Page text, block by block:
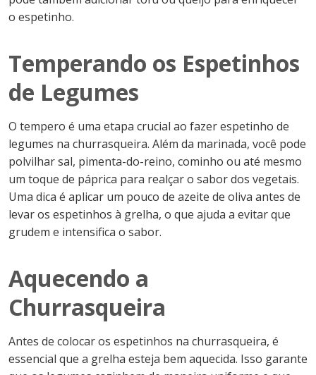
o espetinho.
Temperando os Espetinhos
de Legumes
O tempero é uma etapa crucial ao fazer espetinho de
legumes na churrasqueira. Além da marinada, você pode
polvilhar sal, pimenta-do-reino, cominho ou até mesmo
um toque de páprica para realçar o sabor dos vegetais.
Uma dica é aplicar um pouco de azeite de oliva antes de
levar os espetinhos à grelha, o que ajuda a evitar que
grudem e intensifica o sabor.
Aquecendo a
Churrasqueira
Antes de colocar os espetinhos na churrasqueira, é
essencial que a grelha esteja bem aquecida. Isso garante